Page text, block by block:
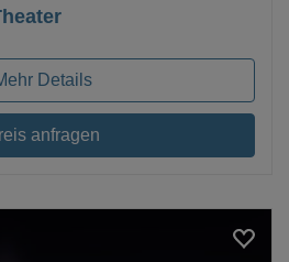
Details
anfragen